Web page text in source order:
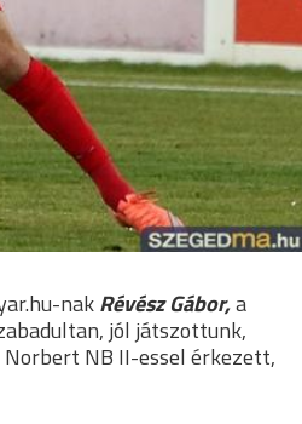
nakRévész Gábor,a
jól játszottunk,
NB II-essel érkezett,